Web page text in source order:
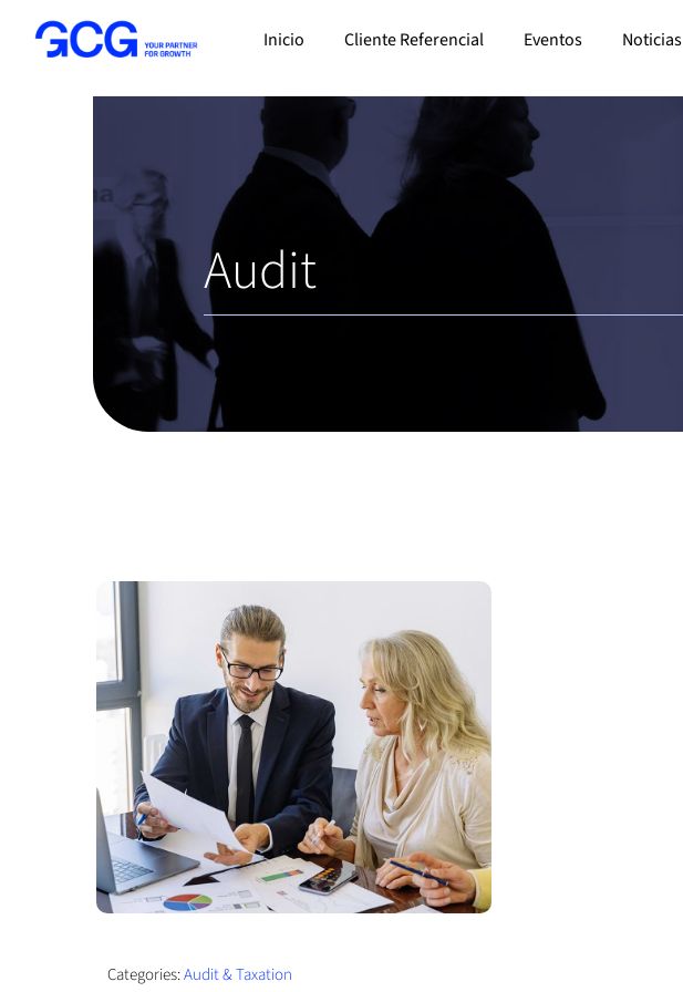
Saltar
contenido
Inicio Cliente Referencial Eventos Noticias
Audit
Categories:Audit & Taxation